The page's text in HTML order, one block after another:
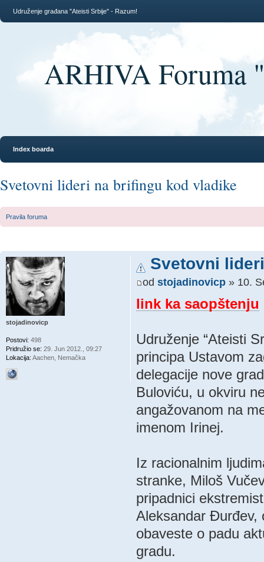
Udruženje građana "Ateisti Srbije" - Razum!
ARHIVA Foruma
Index boarda
Svetovni lideri na brifingu kod vladike
Pravila foruma
Svetovni
od stojadinovicp» 10.
link ka saopštenju
Udruženje “Ateisti
principa Ustavom
delegacije nove
Buloviću, u okviru
angažovanom na
imenom Irinej.
Iz racionalnim
stranke, Miloš
pripadnici
Aleksandar Đurđev,
obaveste o padu
gradu.
stojadinovicp
Postovi: 498
Pridružio se: 29. Jun 2012., 09:27
Lokacija: Aachen, Nemačka